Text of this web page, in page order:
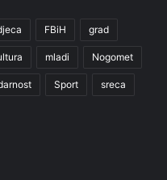
FBiH grad
mladi Nogomet
Sport sreca